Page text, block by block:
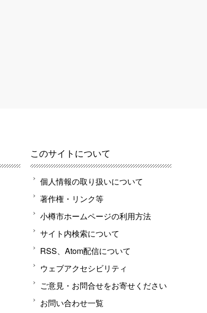
このサイトについて
個人情報の取り扱いについて
著作権・リンク等
小樽市ホームページの利用方法
サイト内検索について
RSS、Atom配信について
ウェブアクセシビリティ
ご意見・お問合せをお寄せください
お問い合わせ一覧